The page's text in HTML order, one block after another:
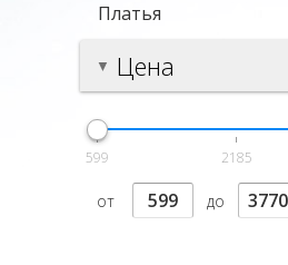
Платья
Цена
599 2185
от до